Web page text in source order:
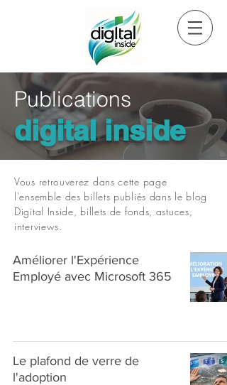
Publications
digital inside
Vous retrouverez dans cette page
l'ensemble des billets publiés dans le blog
Digital Inside, billets de fonds, astuces,
interviews.
Améliorer l'Expérience
Employé avec Microsoft 365
Le plafond de verre de
l'adoption